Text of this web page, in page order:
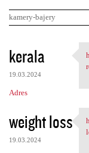
kamery-bajery
K
o
m
e
n
t
kerala
19.03.2024
Adres
weight loss
19.03.2024